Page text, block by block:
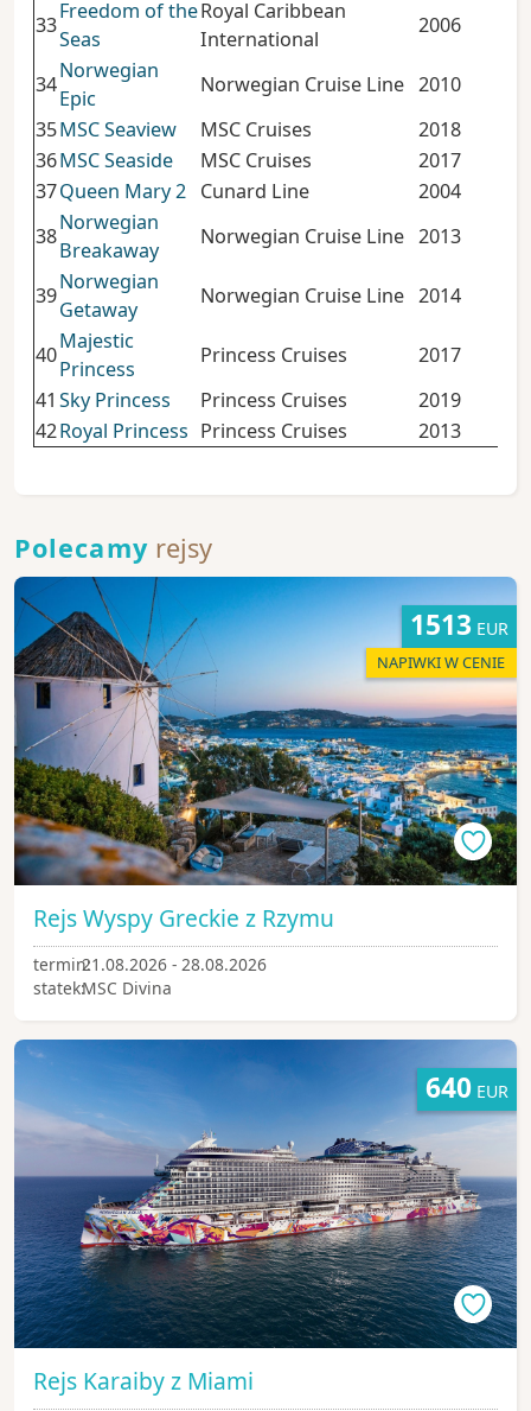
Polecamyrejsy
1513 EUR
NAPIWKI W CENIE
Rejs Wyspy Greckie z Rzymu
termin:21.08.2026 - 28.08.2026
statek:MSC Divina
640EUR
Rejs Karaiby z Miami
33
Freedom of the
Seas
Royal Caribbean
International
2006
34
Norwegian
Epic
Norwegian Cruise Line 2010
35MSC Seaview MSC Cruises 2018
36MSC Seaside MSC Cruises 2017
37Queen Mary 2 Cunard Line 2004
38
Norwegian
Breakaway
Norwegian Cruise Line 2013
39
Norwegian
Getaway
Norwegian Cruise Line 2014
40
Majestic
Princess
Princess Cruises 2017
41 Sky Princess Princess Cruises 2019
42Royal Princess Princess Cruises 2013